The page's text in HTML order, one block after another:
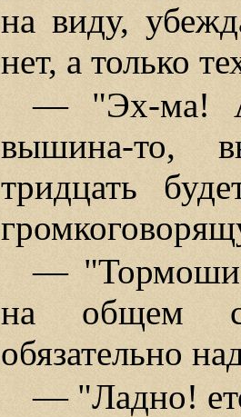
на виду,
нет, а только
— "Эх-ма! А
вышина-то,
тридцать
—
на общем
обязательно
— "Ладно!